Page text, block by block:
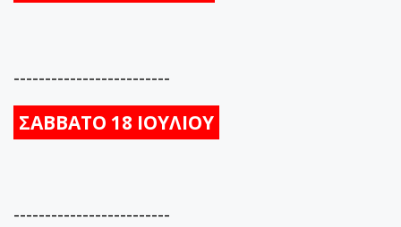
-------------------------
ΣΑΒΒΑΤΟ 18 ΙΟΥΛΙΟΥ
-------------------------